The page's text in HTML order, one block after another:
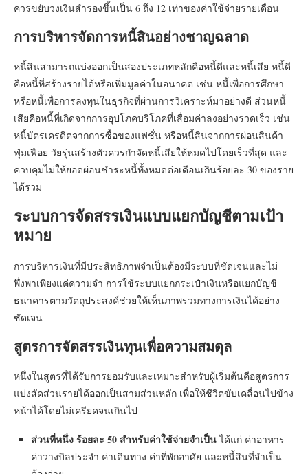
ควรขยับวงเงินสำรองขึ้นเป็น 6 ถึง 12 เท่าของค่าใช้จ่ายรายเดือน
การบริหารจัดการหนี้สินอย่างชาญฉลาด
หนี้สินสามารถแบ่งออกเป็นสองประเภทหลักคือหนี้ดีและหนี้เสีย หนี้ดี
คือหนี้ที่สร้างรายได้หรือเพิ่มมูลค่าในอนาคต เช่น หนี้เพื่อการศึกษา
หรือหนี้เพื่อการลงทุนในธุรกิจที่ผ่านการวิเคราะห์มาอย่างดี ส่วนหนี้
เสียคือหนี้ที่เกิดจากการอุปโภคบริโภคที่เสื่อมค่าลงอย่างรวดเร็ว เช่น
หนี้บัตรเครดิตจากการซื้อของแฟชั่น หรือหนี้สินจากการผ่อนสินค้า
ฟุ่มเฟือย วัยรุ่นสร้างตัวควรกำจัดหนี้เสียให้หมดไปโดยเร็วที่สุด และ
ควบคุมไม่ให้ยอดผ่อนชำระหนี้ทั้งหมดต่อเดือนเกินร้อยละ 30 ของราย
ได้รวม
ระบบการจัดสรรเงินแบบแยกบัญชีตามเป้า
หมาย
การบริหารเงินที่มีประสิทธิภาพจำเป็นต้องมีระบบที่ชัดเจนและไม่
พึ่งพาเพียงแค่ความจำ การใช้ระบบแยกกระเป๋าเงินหรือแยกบัญชี
ธนาคารตามวัตถุประสงค์ช่วยให้เห็นภาพรวมทางการเงินได้อย่าง
ชัดเจน
สูตรการจัดสรรเงินทุนเพื่อความสมดุล
หนึ่งในสูตรที่ได้รับการยอมรับและเหมาะสำหรับผู้เริ่มต้นคือสูตรการ
แบ่งสัดส่วนรายได้ออกเป็นสามส่วนหลัก เพื่อให้ชีวิตขับเคลื่อนไปข้าง
หน้าได้โดยไม่เครียดจนเกินไป
ส่วนที่หนึ่ง ร้อยละ 50 สำหรับค่าใช้จ่ายจำเป็นได้แก่ ค่าอาหาร
ค่าวางบิลประจำ ค่าเดินทาง ค่าที่พักอาศัย และหนี้สินที่จำเป็น